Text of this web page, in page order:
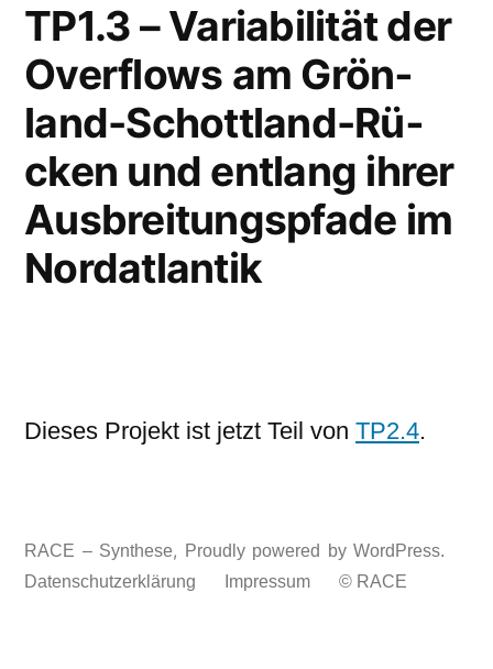
TP1.3 – Va­ria­bi­li­tät der
Over­flows am Grön­
land-Schott­land-Rü­
cken und ent­lang ih­rer
Aus­brei­tungs­pfa­de im
Nord­at­lan­tik
Dieses Projekt ist jetzt Teil von TP2.4.
RACE – Synthese, Proudly powered by WordPress.
Datenschutzerklärung
Impressum © RACE